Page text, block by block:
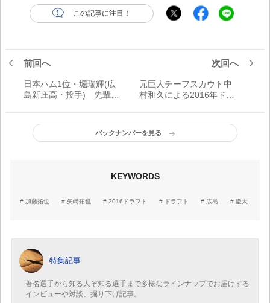
この記事に注目！
前回へ
日本ハム1位・堀瑞輝(広
島新庄高・投手) 先輩と
次回へ
元巨人チーフスカウト中
村和久による2016年ドラ
バックナンバーを見る
KEYWORDS
加藤拓也 矢崎拓也 2016ドラフト ドラフト 広島 慶大
特集記事
著名選手から知る人ぞ知る選手まで多様なラインナップでお届けする
インビューや対談、掘り下げ記事。